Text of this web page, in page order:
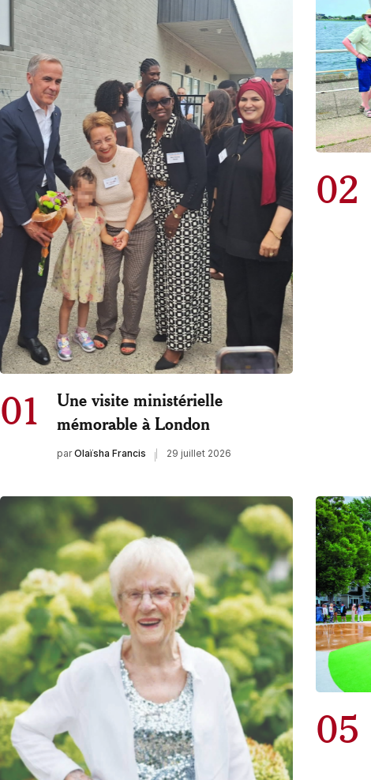
01
Une visite ministérielle
mémorable à London
par Olaïsha Francis 29 juillet 2026
02
05